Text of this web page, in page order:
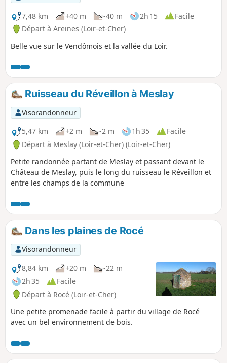
7,48 km
+40 m -40 m 2h 15
Facile
Départ à Areines (Loir-et-Cher)
Belle vue sur le Vendômois et la vallée du Loir.
Ruisseau du Réveillon à Meslay
Visorandonneur
5,47 km
+2 m -2 m 1h 35
Facile
Départ à Meslay (Loir-et-Cher) (Loir-et-Cher)
Petite randonnée partant de Meslay et passant devant le
Château de Meslay, puis le long du ruisseau le Réveillon et
entre les champs de la commune
Dans les plaines de Rocé
Visorandonneur
8,84 km
+20 m
-22 m
2h 35
Facile
Départ à Rocé (Loir-et-Cher)
Une petite promenade facile à partir du village de Rocé
avec un bel environnement de bois.